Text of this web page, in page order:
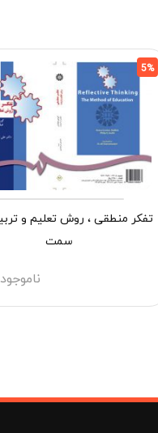
5%
تفکر منطقی ، روش تعلیم و
سمت
ناموجود